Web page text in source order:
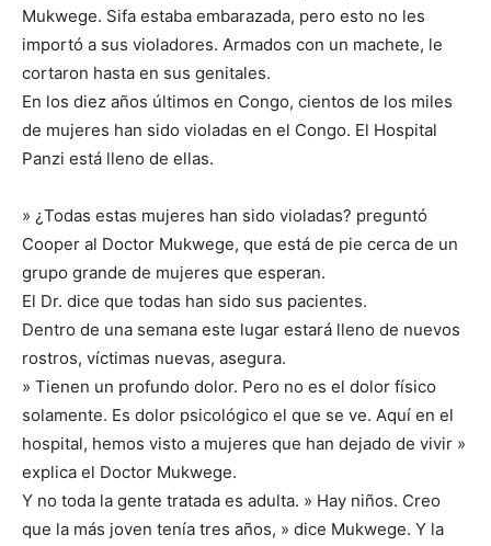
Mukwege. Sifa estaba embarazada, pero esto no les
importó a sus violadores. Armados con un machete, le
cortaron hasta en sus genitales.
En los diez años últimos en Congo, cientos de los miles
de mujeres han sido violadas en el Congo. El Hospital
Panzi está lleno de ellas.
» ¿Todas estas mujeres han sido violadas? preguntó
Cooper al Doctor Mukwege, que está de pie cerca de un
grupo grande de mujeres que esperan.
El Dr. dice que todas han sido sus pacientes.
Dentro de una semana este lugar estará lleno de nuevos
rostros, víctimas nuevas, asegura.
» Tienen un profundo dolor. Pero no es el dolor físico
solamente. Es dolor psicológico el que se ve. Aquí en el
hospital, hemos visto a mujeres que han dejado de vivir »
explica el Doctor Mukwege.
Y no toda la gente tratada es adulta. » Hay niños. Creo
que la más joven tenía tres años, » dice Mukwege. Y la